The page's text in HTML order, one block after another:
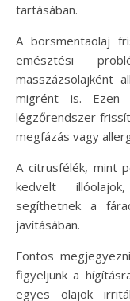
tartásában.
A borsmentaolaj
emésztési
masszázsolajként
migrént is. Ezen
légzőrendszer
megfázás vagy
A citrusfélék, mint
kedvelt
segíthetnek a
javításában.
Fontos
figyeljünk a
egyes olajok